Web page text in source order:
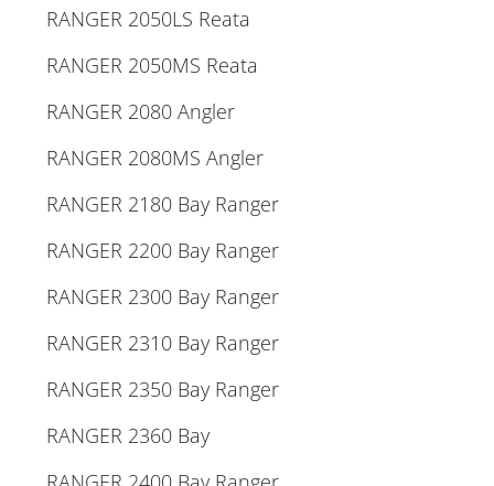
RANGER 2050LS Reata
RANGER 2050MS Reata
RANGER 2080 Angler
RANGER 2080MS Angler
RANGER 2180 Bay Ranger
RANGER 2200 Bay Ranger
RANGER 2300 Bay Ranger
RANGER 2310 Bay Ranger
RANGER 2350 Bay Ranger
RANGER 2360 Bay